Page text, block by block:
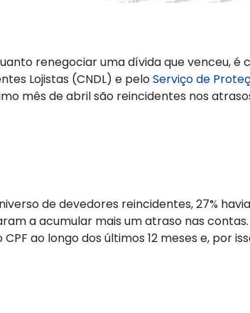
renegociar uma dívida que venceu,
Lojistas (CNDL) e peloServiço de
mês de abril são reincidentes nos
de devedores reincidentes, 27%
a acumular mais um atraso nas
ao longo dos últimos 12 meses e, por